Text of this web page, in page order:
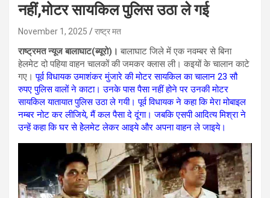
नहीं,मोटर सायकिल पुलिस उठा ले गई
November 1, 2025 राष्ट्र मत
राष्ट्रमत न्यूज बालाघाट(ब्यूरो)। बालाघाट जिले में एक नवम्बर से बिना
हेलमेट दो पहिया वाहन चालकों की जमकर क्लास ली। कइयों के चालान काटे
गए।पूर्व विधायक उमाशंकर मुंजारे की मोटर सायकिल का चालान 23 सौ
रुपए पुलिस वालों ने काटा। उनके पास पैसा नहीं होने पर उनकी मोटर
सायकिल यातायात पुलिस उठा ले गयी। पूर्व विधायक ने कहा कि मेरा मोबाइल
नम्बर नोट कर लीजिये, मैं कल पैसा दे दूंगा। जबकि एसपी आदित्य मिश्रा ने
उन्हें कहा कि घर से हेेलमेट लेकर आइये और अपना वाहन ले जाइये।